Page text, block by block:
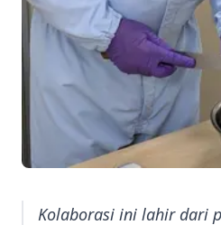
Kolaborasi ini lahir dari